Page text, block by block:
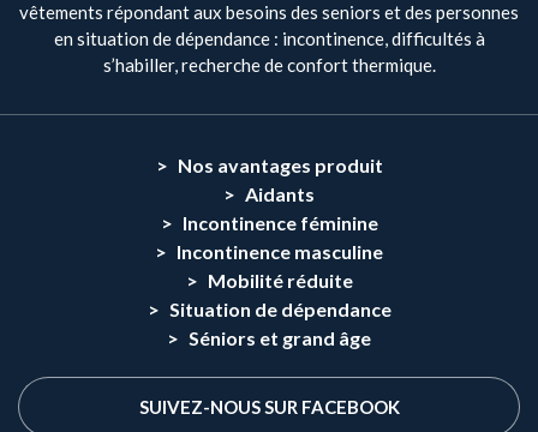
vêtements répondant aux besoins des seniors et des personnes
en situation de dépendance : incontinence, difficultés à
s’habiller, recherche de confort thermique.
Nos avantages produit
Aidants
Incontinence féminine
Incontinence masculine
Mobilité réduite
Situation de dépendance
Séniors et grand âge
SUIVEZ-NOUS SUR FACEBOOK